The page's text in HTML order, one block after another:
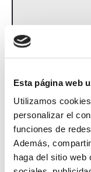
Esta página web
Utilizamos
personalizar el
funciones de
Además,
haga del sitio web
Este
de